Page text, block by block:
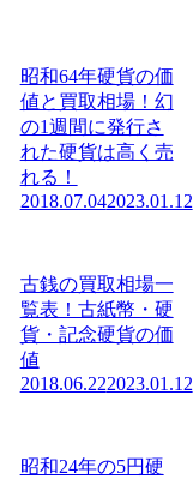
昭和64年硬貨の価
値と買取相場！幻
の1週間に発行さ
れた硬貨は高く売
れる！
2018.07.042023.01.12
古銭の買取相場一
覧表！古紙幣・硬
貨・記念硬貨の価
値
2018.06.222023.01.12
昭和24年の5円硬